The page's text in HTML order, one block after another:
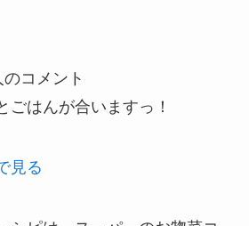
コメント
ごはんが合いますっ！
見る